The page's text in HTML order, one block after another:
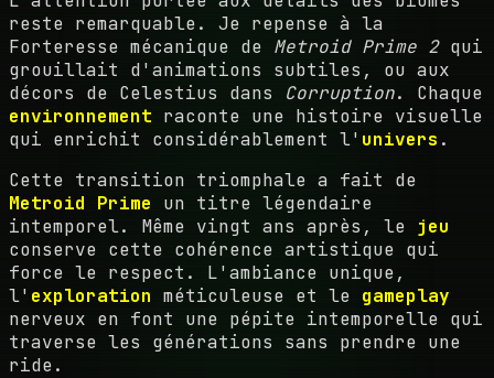
reste remarquable. Je repense à la
Forteresse mécanique de Metroid Prime 2qui
grouillait d'animations subtiles, ou aux
décors de Celestius dans Corruption. Chaque
environnement raconte une histoire visuelle
qui enrichit considérablement l' univers .
Cette transition triomphale a fait de
Metroid Prime un titre légendaire
intemporel. Même vingt ans après, le jeu
conserve cette cohérence artistique qui
force le respect. L'ambiance unique,
l' exploration méticuleuse et le gameplay
nerveux en font une pépite intemporelle qui
traverse les générations sans prendre une
ride.